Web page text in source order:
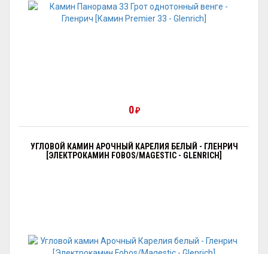
0₽
УГЛОВОЙ КАМИН АРОЧНЫЙ КАРЕЛИЯ БЕЛЫЙ - ГЛЕНРИЧ
[ЭЛЕКТРОКАМИН FOBOS/MAGESTIC - GLENRICH]